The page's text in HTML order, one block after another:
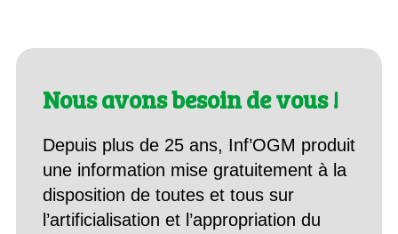
Nous avons besoin de vous !
Depuis plus de 25 ans, Inf’OGM produit
une information mise gratuitement à la
disposition de toutes et tous sur
l’artificialisation et l’appropriation du